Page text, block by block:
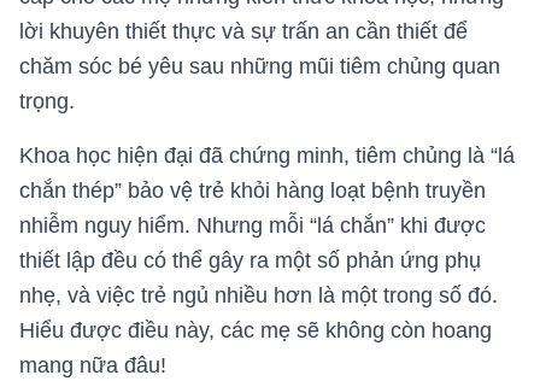
lời khuyên thiết thực và sự trấn an cần thiết để
chăm sóc bé yêu sau những mũi tiêm chủng quan
trọng.
Khoa học hiện đại đã chứng minh, tiêm chủng là “lá
chắn thép” bảo vệ trẻ khỏi hàng loạt bệnh truyền
nhiễm nguy hiểm. Nhưng mỗi “lá chắn” khi được
thiết lập đều có thể gây ra một số phản ứng phụ
nhẹ, và việc trẻ ngủ nhiều hơn là một trong số đó.
Hiểu được điều này, các mẹ sẽ không còn hoang
mang nữa đâu!